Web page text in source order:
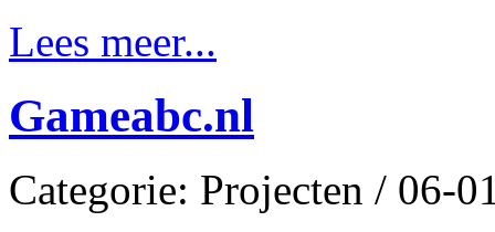
Lees meer...
Gameabc.nl
Categorie: Projecten / 06-